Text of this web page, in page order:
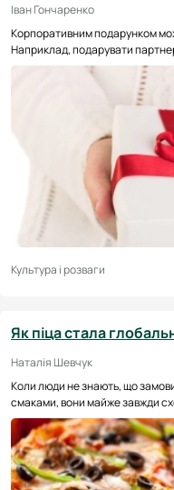
Іван Гончаренко
Корпоративним подарунком
Наприклад, подарувати
Культура і розваги
Як піца стала
Наталія Шевчук
Коли люди не знають, що
смаками, вони майже завжди